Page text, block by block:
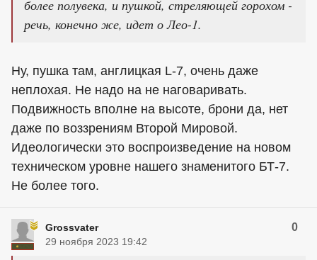
более полувека, и пушкой, стреляющей горохом -
речь, конечно же, идет о Лео-1.
Ну, пушка там, англицкая L-7, очень даже
неплохая. Не надо на не наговаривать.
Подвижность вполне на высоте, брони да, нет
даже по воззрениям Второй Мировой.
Идеологически это воспроизведение на новом
техническом уровне нашего знаменитого БТ-7.
Не более того.
Grossvater 0
29 ноября 2023 19:42